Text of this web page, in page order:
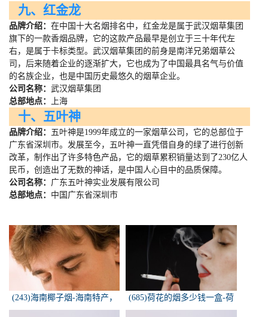
九、红金龙
品牌介绍： 在中国十大名烟排名中，红金龙是属于武汉烟草集团
旗下的一款香烟品牌，它的这款产品最早是创立于三十年代左
右，是属于卡标类型。武汉烟草集团的前身是南洋兄弟烟草公
司，后来随着企业的逐渐扩大，它也成为了中国最具名气与价值
的名族企业，也是中国历史最悠久的烟草企业。
公司名称： 武汉烟草集团
总部地点：
上海
十、五叶神
品牌介绍： 五叶神是1999年成立的一家烟草公司，它的总部位于
广东省深圳市。发展至今，五叶神一直凭借自身的绿了进行创新
改革，制作出了许多特色产品，它的烟草累积销量达到了230亿人
民币，创造出了无数的神话，是中国人心目中的品质保障。
公司名称： 广东五叶神实业发展有限公司
总部地点： 中国广东省深圳市
(243)海南椰子烟-海南特产，
椰子香烟，槟榔香烟，叶子包
(685)荷花的烟多少钱一盒-荷
花烟多少钱一盒